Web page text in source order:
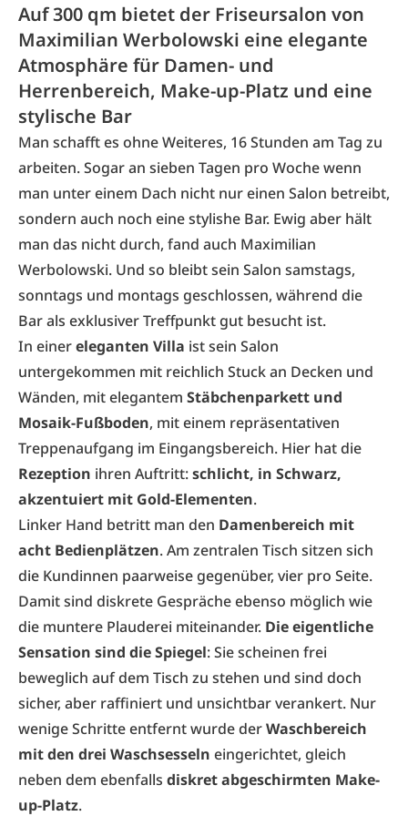
Auf 300 qm bietet der Friseursalon von
Maximilian Werbolowski eine elegante
Atmosphäre für Damen- und
Herrenbereich, Make-up-Platz und eine
stylische Bar
Man schafft es ohne Weiteres, 16 Stunden am Tag zu
arbeiten. Sogar an sieben Tagen pro Woche wenn
man unter einem Dach nicht nur einen Salon betreibt,
sondern auch noch eine stylishe Bar. Ewig aber hält
man das nicht durch, fand auch Maximilian
Werbolowski. Und so bleibt sein Salon samstags,
sonntags und montags geschlossen, während die
Bar als exklusiver Treffpunkt gut besucht ist.
In einereleganten Villa ist sein Salon
untergekommen mit reichlich Stuck an Decken und
Wänden, mit elegantem Stäbchenparkett und
Mosaik-Fußboden, mit einem repräsentativen
Treppenaufgang im Eingangsbereich. Hier hat die
Rezeption ihren Auftritt:schlicht, in Schwarz,
akzentuiert mit Gold-Elementen.
Linker Hand betritt man den Damenbereich mit
acht Bedienplätzen. Am zentralen Tisch sitzen sich
die Kundinnen paarweise gegenüber, vier pro Seite.
Damit sind diskrete Gespräche ebenso möglich wie
die muntere Plauderei miteinander. Die eigentliche
Sensation sind die Spiegel: Sie scheinen frei
beweglich auf dem Tisch zu stehen und sind doch
sicher, aber raffiniert und unsichtbar verankert. Nur
wenige Schritte entfernt wurde derWaschbereich
mit den drei Waschsesseln eingerichtet, gleich
neben dem ebenfalls diskret abgeschirmten Make-
up-Platz.